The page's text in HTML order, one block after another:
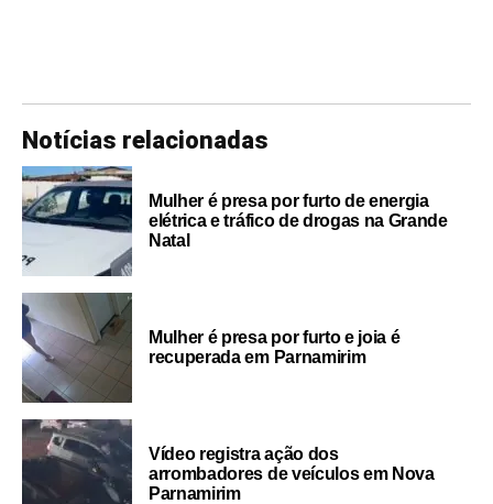
Notícias relacionadas
Mulher é presa por furto de energia
elétrica e tráfico de drogas na Grande
Natal
Mulher é presa por furto e joia é
recuperada em Parnamirim
Vídeo registra ação dos
arrombadores de veículos em Nova
Parnamirim